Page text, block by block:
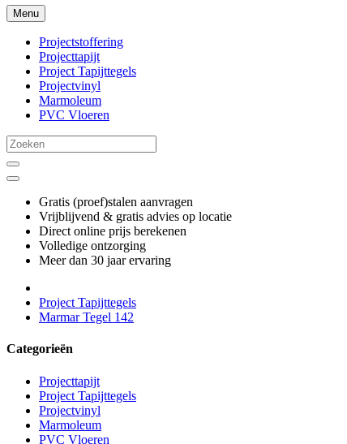
Menu
Projectstoffering
Projecttapijt
Project Tapijttegels
Projectvinyl
Marmoleum
PVC Vloeren
Gratis (proef)stalen aanvragen
Vrijblijvend & gratis advies op locatie
Direct online prijs berekenen
Volledige ontzorging
Meer dan 30 jaar ervaring
Project Tapijttegels
Marmar Tegel 142
Categorieën
Projecttapijt
Project Tapijttegels
Projectvinyl
Marmoleum
PVC Vloeren